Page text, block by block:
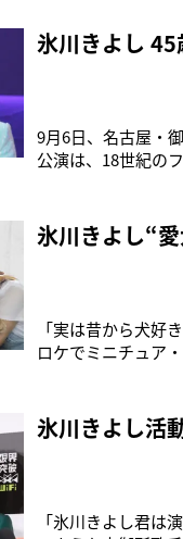
はじめ、自ら作詞
んでいる人や悲し
氷川きよし 45
9月6日、名古屋・
公演は、18世紀の
の舞台となったフ
られ、「ありがと
氷川きよし“
「実は昔から犬好
ロケでミニチュア
きよし（44）。
いながらも昨年2月
氷川きよし活
「氷川きよし君は